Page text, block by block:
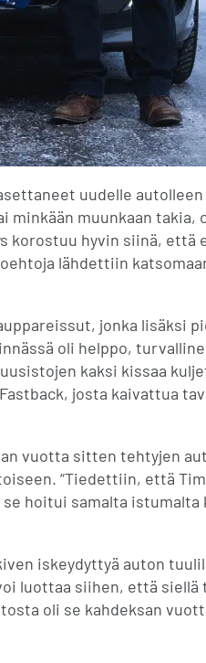
uudelle
muunkaan takia,
korostuu hyvin siinä, että
lähdettiin
jonka lisäksi
oli helppo,
kaksi kissaa
josta kaivattua
vuotta sitten tehtyjen
“Tiedettiin, että
hoitui samalta istumalta
iskeydyttyä auton
luottaa siihen, että
oli se kahdeksan